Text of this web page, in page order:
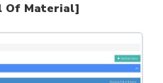
Of Material]